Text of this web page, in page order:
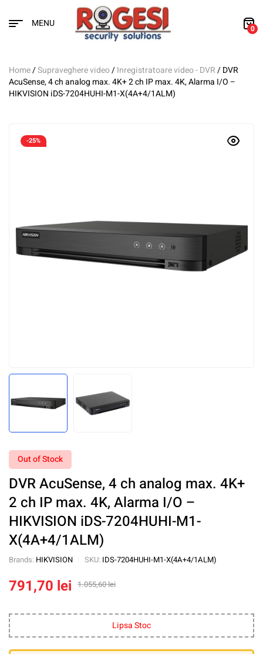
MENU 0
Home/Supraveghere video/Inregistratoare video - DVR/ DVR
AcuSense, 4 ch analog max. 4K+ 2 ch IP max. 4K, Alarma I/O –
HIKVISION iDS-7204HUHI-M1-X(4A+4/1ALM)
-25%
Out of Stock
DVR AcuSense, 4 ch analog max. 4K+
2 ch IP max. 4K, Alarma I/O –
HIKVISION iDS-7204HUHI-M1-
X(4A+4/1ALM)
Brands: HIKVISION SKU: IDS-7204HUHI-M1-X(4A+4/1ALM)
1.055,60lei
791,70 lei
Lipsa Stoc